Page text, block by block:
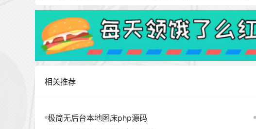
相关推荐
极简无后台本地图床php源码